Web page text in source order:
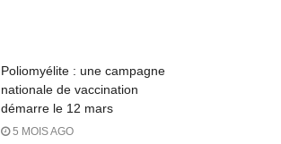
Poliomyélite : une campagne
nationale de vaccination
démarre le 12 mars
5 MOIS AGO